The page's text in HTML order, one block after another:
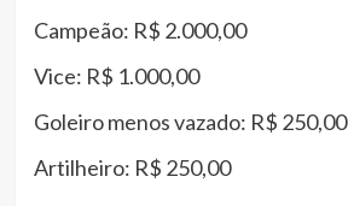
Campeão: R$ 2.000,00
Vice: R$ 1.000,00
Goleiro menos vazado: R$ 250,00
Artilheiro: R$ 250,00